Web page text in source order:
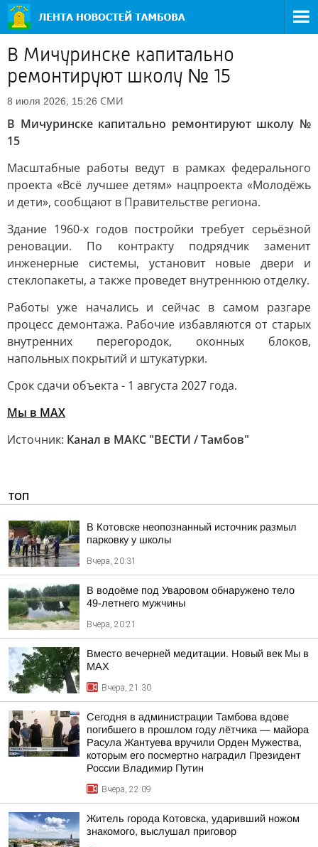
В Мичуринске капитально
ремонтируют школу № 15
8 июля 2026, 15:26 СМИ
В Мичуринске капитально ремонтируют школу №
15
Масштабные работы ведут в рамках федерального
проекта «Всё лучшее детям» нацпроекта «Молодёжь
и дети», сообщают в Правительстве региона.
Здание 1960-х годов постройки требует серьёзной
реновации. По контракту подрядчик заменит
инженерные системы, установит новые двери и
стеклопакеты, а также проведет внутреннюю отделку.
Работы уже начались и сейчас в самом разгаре
процесс демонтажа. Рабочие избавляются от старых
внутренних перегородок, оконных блоков,
напольных покрытий и штукатурки.
Срок сдачи объекта - 1 августа 2027 года.
Мы в МАХ
Источник: Канал в МАКС "ВЕСТИ / Тамбов"
ТОП
В Котовске неопознанный источник размыл
парковку у школы
Вчера, 20:31
В водоёме под Уваровом обнаружено тело
49-летнего мужчины
Вчера, 20:21
Вместо вечерней медитации. Новый век Мы в
MAX
Вчера, 21:30
Сегодня в администрации Тамбова вдове
погибшего в прошлом году лётчика — майора
Расула Жантуева вручили Орден Мужества,
которым его посмертно наградил Президент
России Владимир Путин
Вчера, 22:09
Житель города Котовска, ударивший ножом
знакомого, выслушал приговор